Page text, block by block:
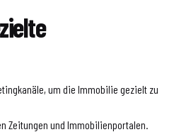
um die Immobilie gezielt zu
Zeitungen und Immobilienportalen.